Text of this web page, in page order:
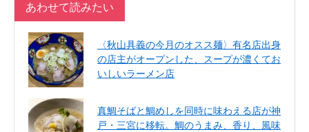
あわせて読みたい
〈秋山具義の今月のオスス麺〉有名店出身
の店主がオープンした、スープが濃くてお
いしいラーメン店
真鯛そばと鯛めしを同時に味わえる店が神
戸・三宮に移転。鯛のうまみ、香り、風味